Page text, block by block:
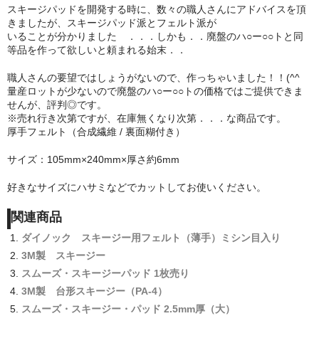
カートを見る
マイページ
スキージパッドを開発する時に、数々の職人さんにアドバイスを頂
きましたが、スキージパッド派とフェルト派が
いることが分かりました ．．．しかも．．廃盤のハ○ー○○トと同
等品を作って欲しいと頼まれる始末．．
職人さんの要望ではしょうがないので、作っちゃいました！！(^^ゞ
量産ロットが少ないので廃盤のハ○ー○○トの価格ではご提供できま
せんが、評判◎です。
※売れ行き次第ですが、在庫無くなり次第．．．な商品です。
厚手フェルト（合成繊維 / 裏面糊付き）
サイズ：105mm×240mm×厚さ約6mm
好きなサイズにハサミなどでカットしてお使いください。
関連商品
ダイノック スキージー用フェルト（薄手）ミシン目入り
3M製 スキージー
スムーズ・スキージーパッド 1枚売り
3M製 台形スキージー（PA-4）
スムーズ・スキージー・パッド 2.5mm厚（大）